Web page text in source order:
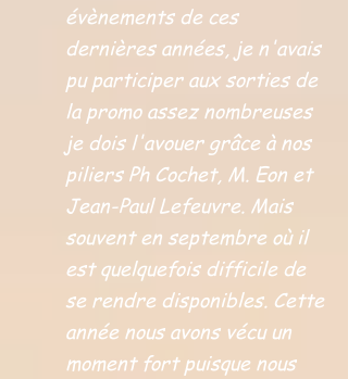
évènements de ces
dernières années, je n'avais
pu participer aux sorties de
la promo assez nombreuses
je dois l'avouer grâce à nos
piliers Ph Cochet, M. Eon et
Jean-Paul Lefeuvre. Mais
souvent en septembre où il
est quelquefois difficile de
se rendre disponibles. Cette
année nous avons vécu un
moment fort puisque nous